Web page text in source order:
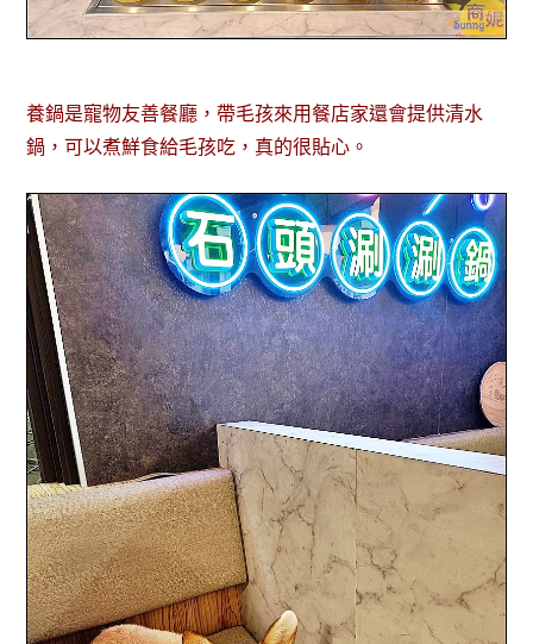
養鍋是寵物友善餐廳，帶毛孩來用餐店家還會提供清水
鍋，可以煮鮮食給毛孩吃，真的很貼心。